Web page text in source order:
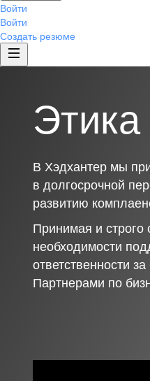
Войти
Войти
Создать резюме
В Хэдхантер мы
в долгосрочной
развитию
Принимая и строго
необходимости
ответственности
Партнерами по